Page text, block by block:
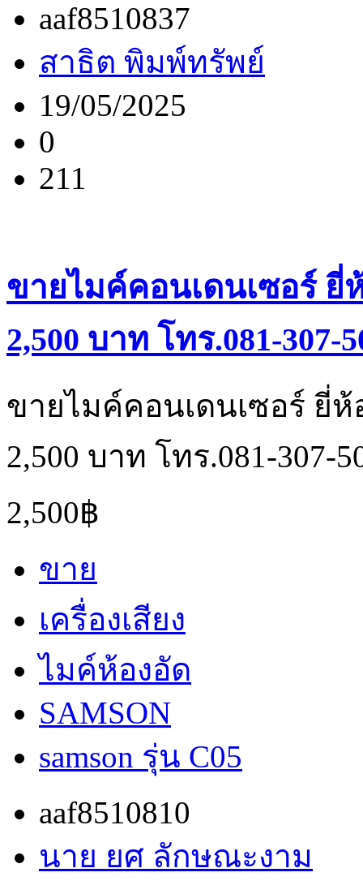
aaf8510837
สาธิต พิมพ์ทรัพย์
19/05/2025
0
211
ขายไมค์คอนเดนเซอร์ ยี่
2,500 บาท โทร.081-307-
ขายไมค์คอนเดนเซอร์ ยี่ห้
2,500 บาท โทร.081-307-
2,500฿
ขาย
เครื่องเสียง
ไมค์ห้องอัด
SAMSON
samson รุ่น C05
aaf8510810
นาย ยศ ลักษณะงาม